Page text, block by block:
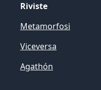
Riviste
Metamorfosi
Viceversa
Agathón